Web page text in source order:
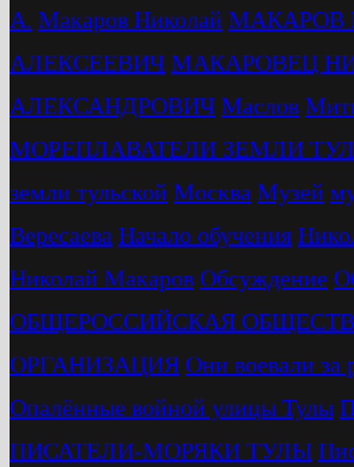
А. Макаров Николай МАКАРОВ
АЛЕКСЕЕВИЧ МАКАРОВЕЦ
АЛЕКСАНДРОВИЧ Маслов
МОРЕПЛАВАТЕЛИ ЗЕМЛИ
земли тульской Москва Музей
Вересаева Начало обучения
Николай Макаров Обсуждение
ОБЩЕРОССИЙСКАЯ
ОРГАНИЗАЦИЯ Они воевали за
Опалённые войной улицы Тулы
ПИСАТЕЛИ-МОРЯКИ ТУЛЫ